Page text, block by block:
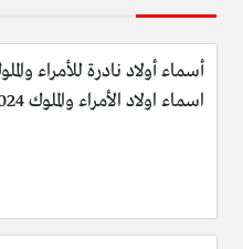
أسماء أولاد نادرة للأمراء
اسماء اولاد الأمراء والملوك 2024